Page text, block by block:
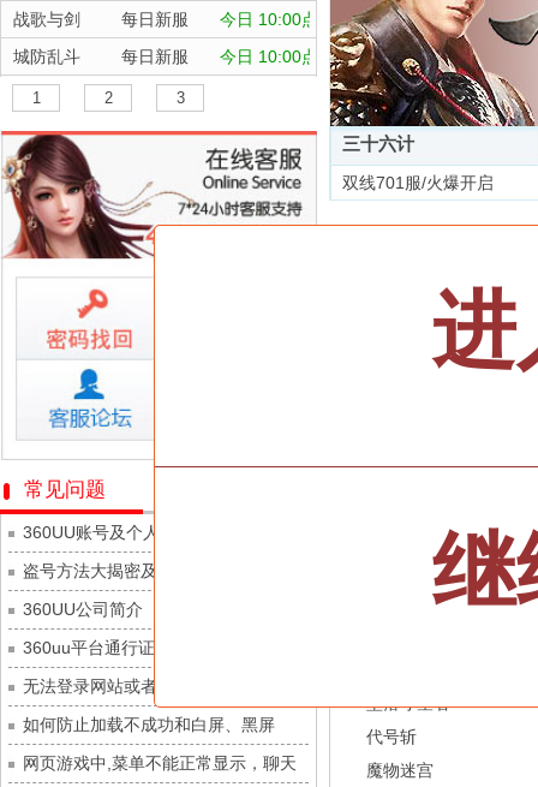
战歌与剑
每日新服
今日 10:00点
城防乱斗
每日新服
今日 10:00点
航海霸业
每日新服
晴空双子
每日新服
今日 10:00点
深渊契约
今日 10:00点
坠落守望者
每日新服
今日 10:00点
正中靶心
每日新服
神兵奇迹
每日新服
微乐捕鱼千炮版
帕瓦勇者传说 每日新服
群英风华录
小小仙王
每日新服
少年名将
每日新服
今日 10:00点
寻龙英雄
魔物迷宫
每日新服
城防三国志
每日新服
九梦仙域
每日新服
豌豆大作战
每日新服
灵魂序章
每日新服
冒险守护
每日新服
今日 10:00点
绝地苍穹
每日新服
今日 10:00点
1 2 3
常见问题
360UU账号及个人资料游戏数据安全
盗号方法大揭密及防范措施？
360UU公司简介
360uu平台通行证用户服务协议和相关
的条款和条件
无法登录网站或者看不到游戏列表的解
决方法
如何防止加载不成功和白屏、黑屏
网页游戏中,菜单不能正常显示，聊天
三十六计
双线701服/火爆开启
仙侠
ABC DEF
天尊传奇
忍术大作战-山海封神
黎明召唤
龙之战歌
坠落守望者
代号斩
魔物迷宫
进
继